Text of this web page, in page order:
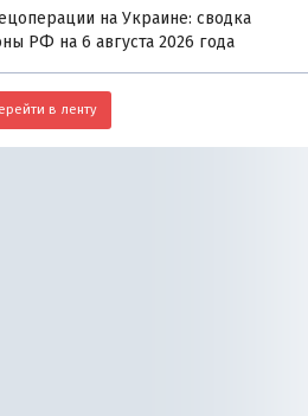
на Украине: сводка
РФ на 6 августа 2026 года
в ленту